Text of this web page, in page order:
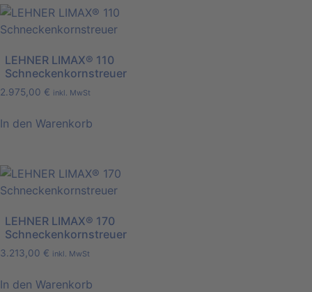
LEHNER LIMAX® 110
Schneckenkornstreuer
2.975,00 € inkl. MwSt
In den Warenkorb
LEHNER LIMAX® 170
Schneckenkornstreuer
3.213,00 € inkl. MwSt
In den Warenkorb